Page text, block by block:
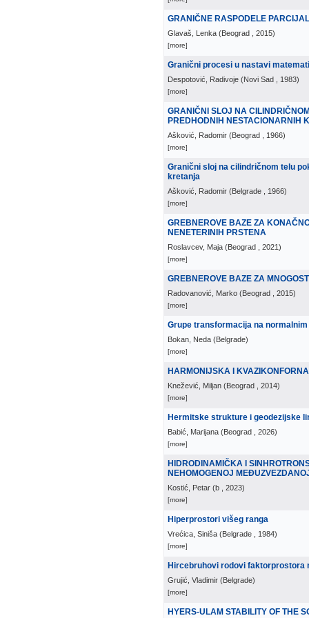
GRANIČNE RASPODELE
Glavaš, Lenka (Beograd , 2015)
[more]
Granični procesi u nastavi
Despotović, Radivoje (Novi Sad , 1983)
[more]
GRANIČNI SLOJ NA
PREDHODNIH NESTACIONARNIH
Ašković, Radomir (Beograd , 1966)
[more]
Granični sloj na cilindričnom telu
kretanja
Ašković, Radomir (Belgrade , 1966)
[more]
GREBNEROVE BAZE ZA
NENETERINIH PRSTENA
Roslavcev, Maja (Beograd , 2021)
[more]
GREBNEROVE BAZE ZA
Radovanović, Marko (Beograd , 2015)
[more]
Grupe transformacija na
Bokan, Neda (Belgrade)
[more]
HARMONIJSKA I
Knežević, Miljan (Beograd , 2014)
[more]
Hermitske strukture i geodezijske
Babić, Marijana (Beograd , 2026)
[more]
HIDRODINAMIČKA I
NEHOMOGENOJ
Kostić, Petar (b , 2023)
[more]
Hiperprostori višeg ranga
Vrećica, Siniša (Belgrade , 1984)
[more]
Hircebruhovi rodovi faktorprostora
Grujić, Vladimir (Belgrade)
[more]
HYERS-ULAM STABILITY OF THE